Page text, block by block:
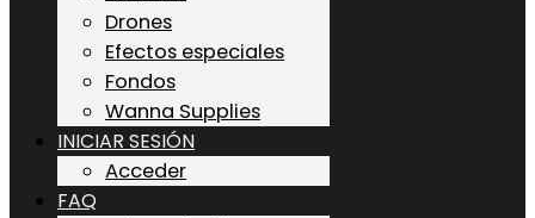
Drones
Efectos especiales
Fondos
Wanna Supplies
INICIAR SESIÓN
Acceder
FAQ